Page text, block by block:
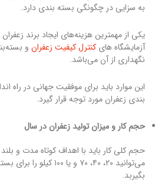
به سزایی در چگونگی بسته بندی دارد.
یکی از مهمترین هزینه‌های ایجاد برند
آزمایشگاه هایکنترل کیفیت زعفران و
نگهداری از آن می‌باشد.
این موارد باید برای موفقیت جهانی در راه
بندی زعفران مورد توجه قرار گیرد.
حجم کار و میزان تولید زعفران در سال
حجم کلی کار باید با اهداف کوتاه مدت و
می‌توانید ۲۰، ۴۰، ۷۰ و یا
بگیربد.